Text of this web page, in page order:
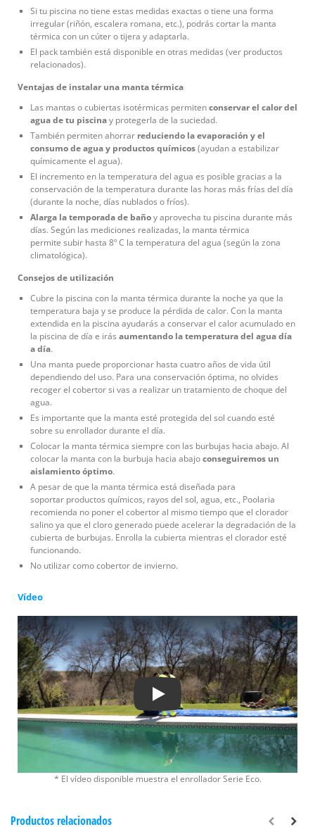
Si tu piscina no tiene estas medidas exactas o tiene una forma
irregular (riñón, escalera romana, etc.), podrás cortar la manta
térmica con un cúter o tijera y adaptarla.
El pack también está disponible en otras medidas (ver productos
relacionados).
Ventajas de instalar una manta térmica
Las mantas o cubiertas isotérmicas permitenconservar el calor del
agua de tu piscinay protegerla de la suciedad.
También permiten ahorrar reduciendo la evaporación y el
consumo de agua y productos químicos(ayudan a estabilizar
químicamente el agua).
El incremento en la temperatura del agua es posible gracias a la
conservación de la temperatura durante las horas más frías del día
(durante la noche, días nublados o fríos).
Alarga la temporada de bañoy aprovecha tu piscina durante más
días. Según las mediciones realizadas, la manta térmica
permite subir hasta 8º C la temperatura del agua (según la zona
climatológica).
Consejos de utilización
Cubre la piscina con la manta térmica durante la noche ya que la
temperatura baja y se produce la pérdida de calor. Con la manta
extendida en la piscina ayudarás a conservar el calor acumulado en
la piscina de día e irás aumentando la temperatura del agua día
a día.
Una manta puede proporcionar hasta cuatro años de vida útil
dependiendo del uso. Para una conservación óptima, no olvides
recoger el cobertor si vas a realizar un tratamiento de choque del
agua.
Es importante que la manta esté protegida del sol cuando esté
sobre su enrollador durante el día.
Colocar la manta térmica siempre con las burbujas hacia abajo. Al
colocar la manta con la burbuja hacia abajoconseguiremos un
aislamiento óptimo.
A pesar de que la manta térmica está diseñada para
soportar productos químicos, rayos del sol, agua, etc., Poolaria
recomienda no poner el cobertor al mismo tiempo que el clorador
salino ya que el cloro generado puede acelerar la degradación de la
cubierta de burbujas. Enrolla la cubierta mientras el clorador esté
funcionando.
No utilizar como cobertor de invierno.
Vídeo
Play
* El vídeo disponible muestra el enrollador Serie Eco.
Productos relacionados